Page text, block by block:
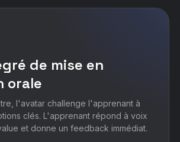
de mise en
orale
l'avatar challenge l'apprenant à
clés. L'apprenant répond à voix
et donne un feedback immédiat.